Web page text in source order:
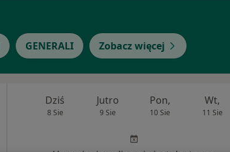
GENERALI Zobacz więcej
Dziś
8 Sie
Jutro
9 Sie
Pon,
10 Sie
Wt,
11 Sie